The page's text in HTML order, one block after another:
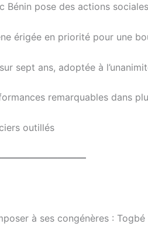
Bénin pose des actions
érigée en priorité pour une
sept ans, adoptée à
remarquables dans
outillés
à ses congénères :